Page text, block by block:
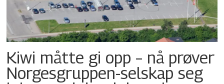
Kiwi måtte gi opp – nå prøver
Norgesgruppen-selskap seg